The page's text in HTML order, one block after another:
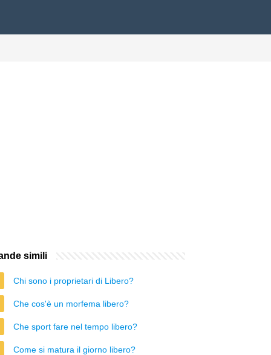
simili
Chi sono i proprietari di Libero?
Che cos'è un morfema libero?
Che sport fare nel tempo libero?
Come si matura il giorno libero?